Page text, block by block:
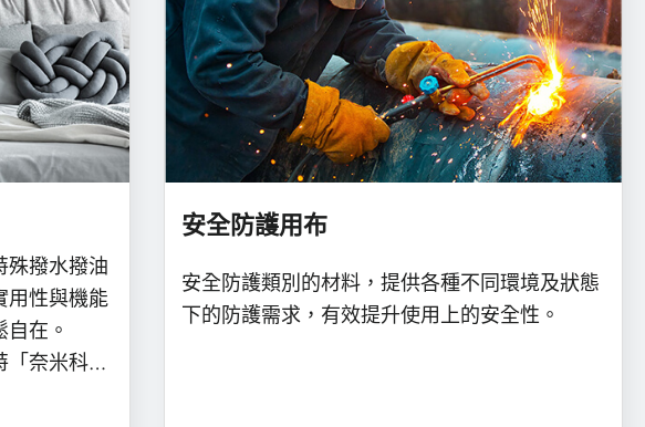
殊撥水撥油
用性與機能
在。
「奈米科
安全防護用布
安全防護類別的材料，提供各種不同環境及狀態
下的防護需求，有效提升使用上的安全性。